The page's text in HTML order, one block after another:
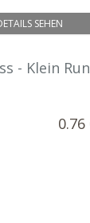
SEHEN
- Klein